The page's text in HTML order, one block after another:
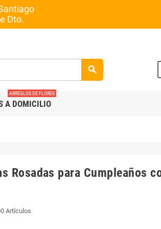
Dto.
search
A DOMICILIO
ARREGLOS DE FLORES
Rosadas para Cumpleaños
Artículos